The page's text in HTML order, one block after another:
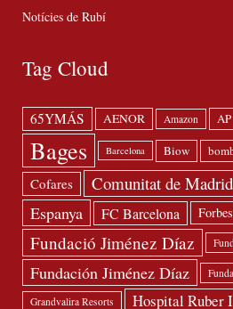
Notícies de Rubí
Tag Cloud
65YMÁS AENOR Amazon
Bages Barcelona Biow
Cofares Comunitat de Madrid
Espanya FC Barcelona Forbes
Fundació Jiménez Díaz
Fundación Jiménez Díaz
Grandvalira Resorts Hospital Ruber